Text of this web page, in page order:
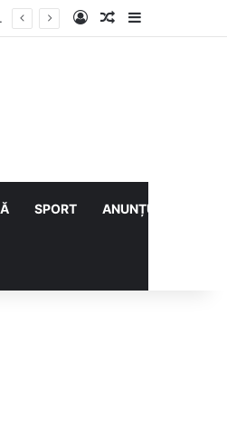
în bucătărie (VIDEO) Log InArticol aleatoriu
Sidebar
SPORT ANUNȚURI